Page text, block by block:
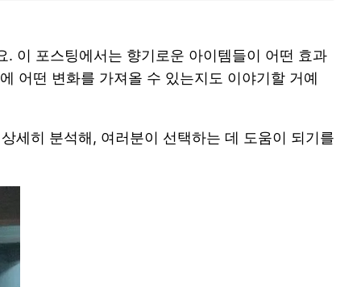
이 포스팅에서는 향기로운 아이템들이 어떤 효과
어떤 변화를 가져올 수 있는지도 이야기할 거예
세히 분석해, 여러분이 선택하는 데 도움이 되기를